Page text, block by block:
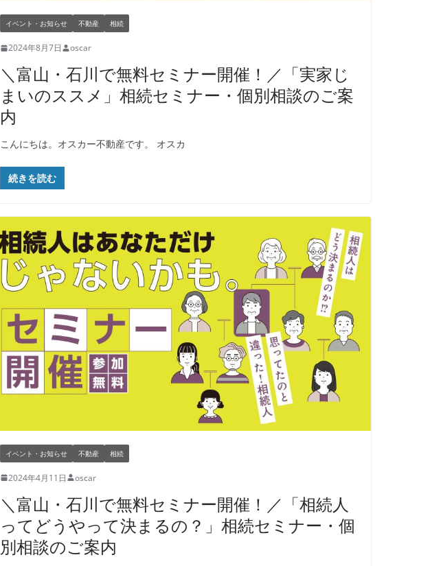
イベント・お知らせ 不動産 相続
2024年8月7日 oscar
＼富山・石川で無料セミナー開催！／「実家じ
まいのススメ」相続セミナー・個別相談のご案
内
こんにちは。オスカー不動産です。 オスカ
続きを読む
イベント・お知らせ 不動産 相続
2024年4月11日 oscar
＼富山・石川で無料セミナー開催！／「相続人
ってどうやって決まるの？」相続セミナー・個
別相談のご案内